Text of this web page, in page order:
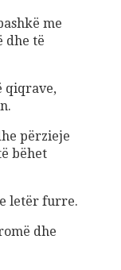
me
dhe të
qiqrave,
përzieje
bëhet
letër furre.
dhe